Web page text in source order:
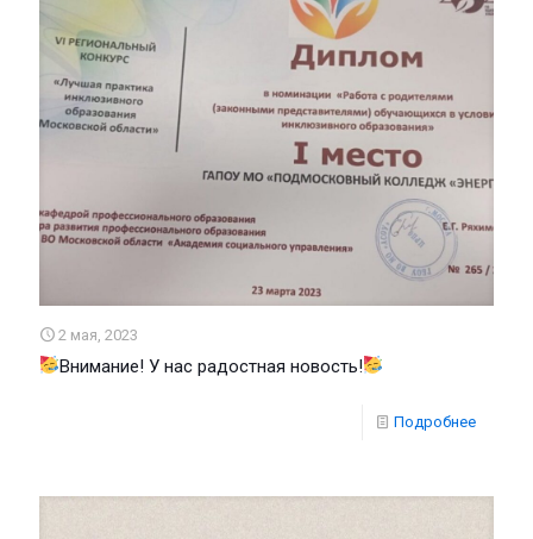
2 мая, 2023
Внимание! У нас радостная новость!
Подробнее